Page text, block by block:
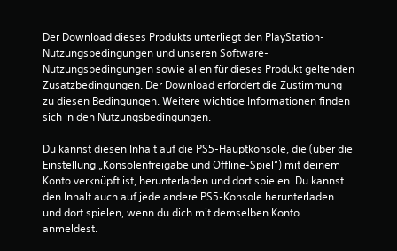
Der Download dieses Produkts unterliegt den PlayStation-
Nutzungsbedingungen und unseren Software-
Nutzungsbedingungen sowie allen für dieses Produkt geltenden
Zusatzbedingungen. Der Download erfordert die Zustimmung
zu diesen Bedingungen. Weitere wichtige Informationen finden
sich in den Nutzungsbedingungen.
Du kannst diesen Inhalt auf die PS5-Hauptkonsole, die (über die
Einstellung „Konsolenfreigabe und Offline-Spiel“) mit deinem
Konto verknüpft ist, herunterladen und dort spielen. Du kannst
den Inhalt auch auf jede andere PS5-Konsole herunterladen
und dort spielen, wenn du dich mit demselben Konto
anmeldest.